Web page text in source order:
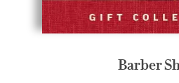
Barber